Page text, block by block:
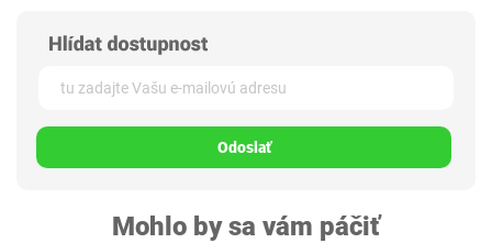
Odoslať
Mohlo by sa vám páčiť